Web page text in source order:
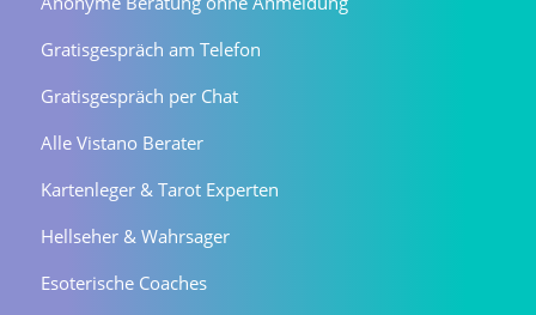
Gratisgespräch am Telefon
Gratisgespräch per Chat
Alle Vistano Berater
Kartenleger & Tarot Experten
Hellseher & Wahrsager
Esoterische Coaches